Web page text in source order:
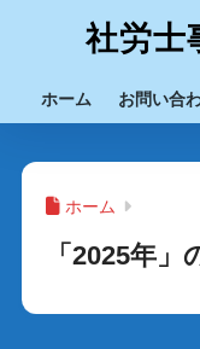
社労士
ホーム お問い合
ホーム
「2025年」